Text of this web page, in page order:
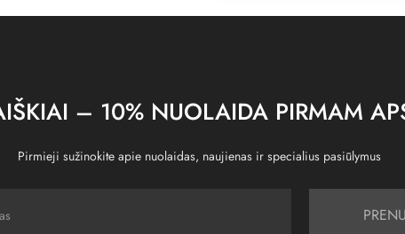
– 10% NUOLAIDA PIRMAM
Pirmieji sužinokite apie nuolaidas, naujienas ir specialius pasiūlymus